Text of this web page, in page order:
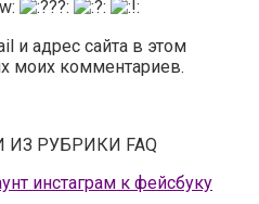
и адрес сайта в этом
моих комментариев.
РУБРИКИ FAQ